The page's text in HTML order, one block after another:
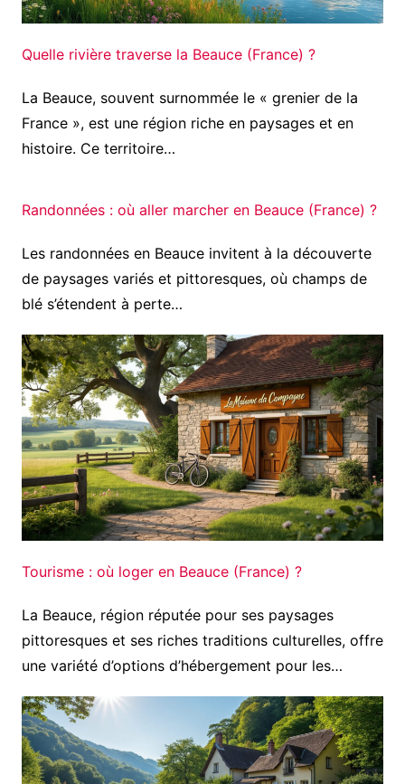
Quelle rivière traverse la Beauce (France) ?
La Beauce, souvent surnommée le « grenier de la
France », est une région riche en paysages et en
histoire. Ce territoire…
Randonnées : où aller marcher en Beauce (France) ?
Les randonnées en Beauce invitent à la découverte
de paysages variés et pittoresques, où champs de
blé s’étendent à perte…
Tourisme : où loger en Beauce (France) ?
La Beauce, région réputée pour ses paysages
pittoresques et ses riches traditions culturelles, offre
une variété d’options d’hébergement pour les…